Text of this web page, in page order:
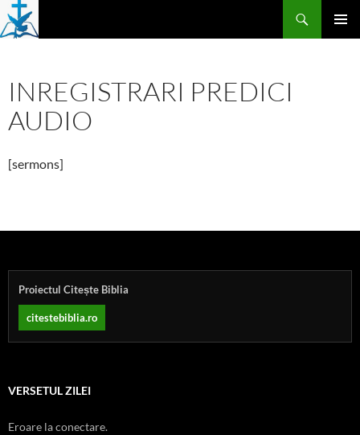
Skip
to
Search
INREGISTRARI PREDICI
AUDIO
[sermons]
Proiectul Citește Biblia
citestebiblia.ro
VERSETUL ZILEI
Eroare la conectare.